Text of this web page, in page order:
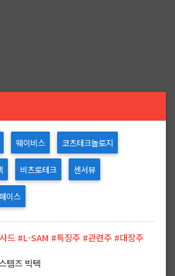
웨이비스 코츠테크놀로지
비츠로테크 센서뷰
이스
드 #L-SAM #특징주 #관련주 #대장주
템즈 빅텍